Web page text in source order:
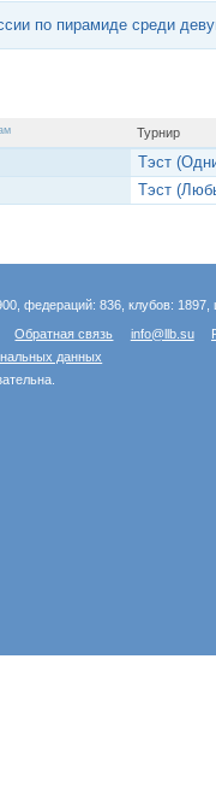
по пирамиде среди
Турнир
Тэст
Тэст
федераций: 836, клубов:
Обратная связь info@llb.su
данных